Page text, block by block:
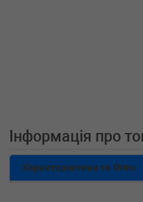
Інформація про
Характеристики та Опис